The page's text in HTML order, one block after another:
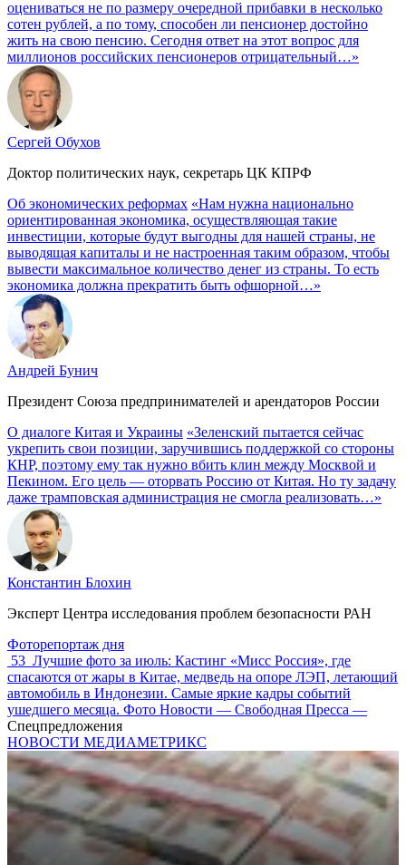
оцениваться не по размеру очередной прибавки в несколько
сотен рублей, а по тому, способен ли пенсионер достойно
жить на свою пенсию. Сегодня ответ на этот вопрос для
миллионов российских пенсионеров отрицательный…»
Сергей Обухов
Доктор политических наук, секретарь ЦК КПРФ
Об экономических реформах «Нам нужна национально
ориентированная экономика, осуществляющая такие
инвестиции, которые будут выгодны для нашей страны, не
выводящая капиталы и не настроенная таким образом, чтобы
вывести максимальное количество денег из страны. То есть
экономика должна прекратить быть офшорной…»
Андрей Бунич
Президент Союза предпринимателей и арендаторов России
О диалоге Китая и Украины «Зеленский пытается сейчас
укрепить свои позиции, заручившись поддержкой со стороны
КНР, поэтому ему так нужно вбить клин между Москвой и
Пекином. Его цель — оторвать Россию от Китая. Но ту задачу
даже трамповская администрация не смогла реализовать…»
Константин Блохин
Эксперт Центра исследования проблем безопасности РАН
Фоторепортаж дня
53 Лучшие фото за июль: Кастинг «Мисс Россия», где
спасаются от жары в Китае, медведь на опоре ЛЭП, летающий
автомобиль в Индонезии. Самые яркие кадры событий
ушедшего месяца. Фото Новости — Свободная Пресса —
Спецпредложения
НОВОСТИ МЕДИАМЕТРИКС